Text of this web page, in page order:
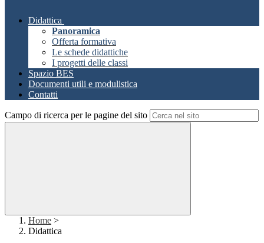
Didattica
Panoramica
Offerta formativa
Le schede didattiche
I progetti delle classi
Spazio BES
Documenti utili e modulistica
Contatti
Campo di ricerca per le pagine del sito
Home >
Didattica